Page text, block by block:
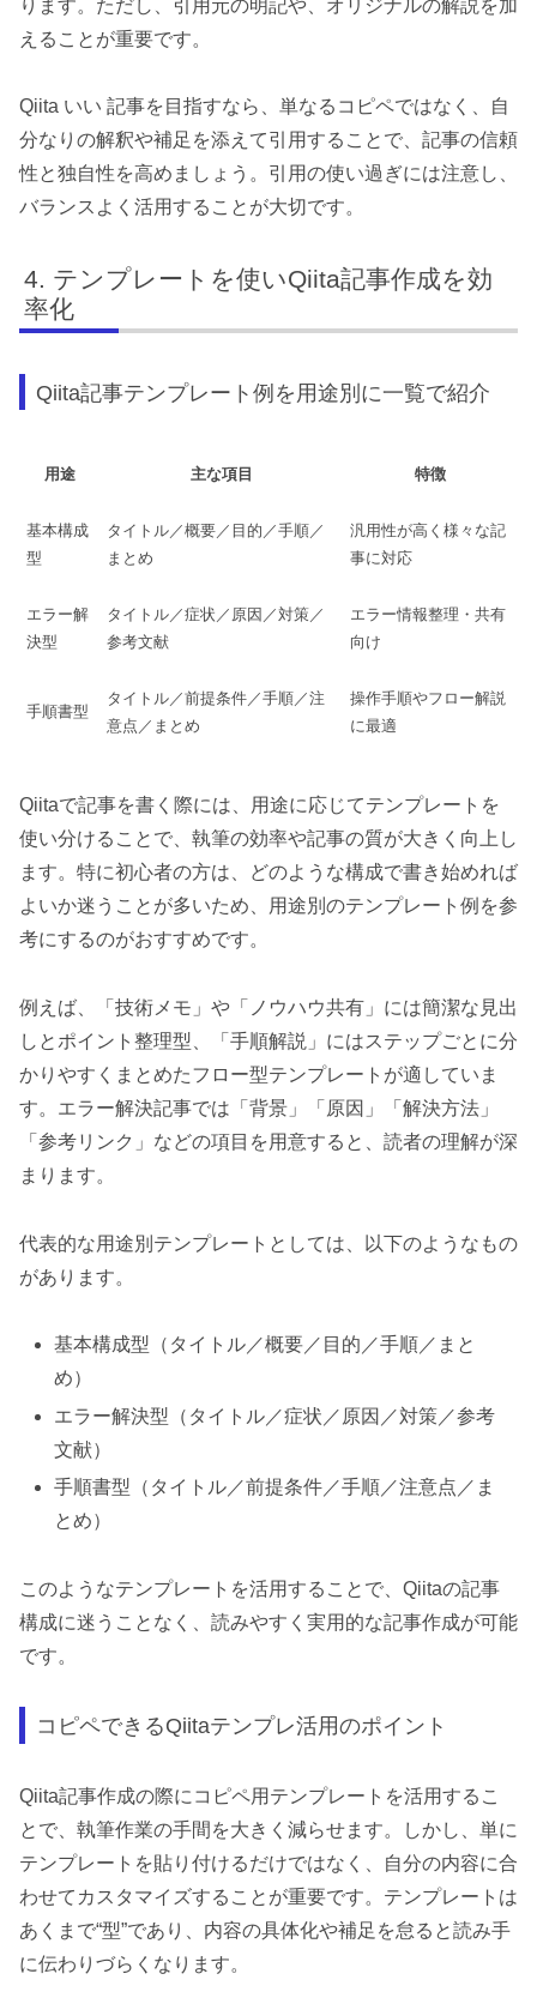
ります。ただし、引用元の明記や、オリジナルの解説を加
えることが重要です。
Qiita いい 記事を目指すなら、単なるコピペではなく、自
分なりの解釈や補足を添えて引用することで、記事の信頼
性と独自性を高めましょう。引用の使い過ぎには注意し、
バランスよく活用することが大切です。
テンプレートを使いQiita記事作成を効
率化
Qiita記事テンプレート例を用途別に一覧で紹介
用途 主な項目 特徴
基本構成
型
タイトル／概要／目的／手順／
まとめ
汎用性が高く様々な記
事に対応
エラー解
決型
タイトル／症状／原因／対策／
参考文献
エラー情報整理・共有
向け
手順書型
タイトル／前提条件／手順／注
意点／まとめ
操作手順やフロー解説
に最適
Qiitaで記事を書く際には、用途に応じてテンプレートを
使い分けることで、執筆の効率や記事の質が大きく向上し
ます。特に初心者の方は、どのような構成で書き始めれば
よいか迷うことが多いため、用途別のテンプレート例を参
考にするのがおすすめです。
例えば、「技術メモ」や「ノウハウ共有」には簡潔な見出
しとポイント整理型、「手順解説」にはステップごとに分
かりやすくまとめたフロー型テンプレートが適していま
す。エラー解決記事では「背景」「原因」「解決方法」
「参考リンク」などの項目を用意すると、読者の理解が深
まります。
代表的な用途別テンプレートとしては、以下のようなもの
があります。
基本構成型（タイトル／概要／目的／手順／まと
め）
エラー解決型（タイトル／症状／原因／対策／参考
文献）
手順書型（タイトル／前提条件／手順／注意点／ま
とめ）
このようなテンプレートを活用することで、Qiitaの記事
構成に迷うことなく、読みやすく実用的な記事作成が可能
です。
コピペできるQiitaテンプレ活用のポイント
Qiita記事作成の際にコピペ用テンプレートを活用するこ
とで、執筆作業の手間を大きく減らせます。しかし、単に
テンプレートを貼り付けるだけではなく、自分の内容に合
わせてカスタマイズすることが重要です。テンプレートは
あくまで“型”であり、内容の具体化や補足を怠ると読み手
に伝わりづらくなります。